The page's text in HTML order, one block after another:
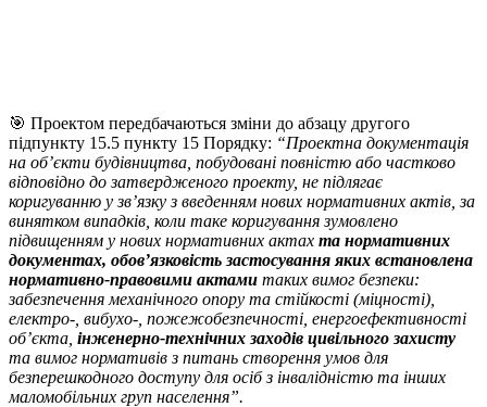
🎯 Проектом передбачаються зміни до абзацу другого
підпункту 15.5 пункту 15 Порядку: “Проектна документація
на об’єкти будівництва, побудовані повністю або частково
відповідно до затвердженого проекту, не підлягає
коригуванню у зв’язку з введенням нових нормативних актів, за
винятком випадків, коли таке коригування зумовлено
підвищенням у нових нормативних актах та нормативних
документах, обов’язковість застосування яких встановлена
нормативно-правовими актами таких вимог безпеки:
забезпечення механічного опору та стійкості (міцності),
електро-, вибухо-, пожежобезпечності, енергоефективності
об’єкта, інженерно-технічних заходів цивільного захисту
та вимог нормативів з питань створення умов для
безперешкодного доступу для осіб з інвалідністю та інших
маломобільних груп населення”.